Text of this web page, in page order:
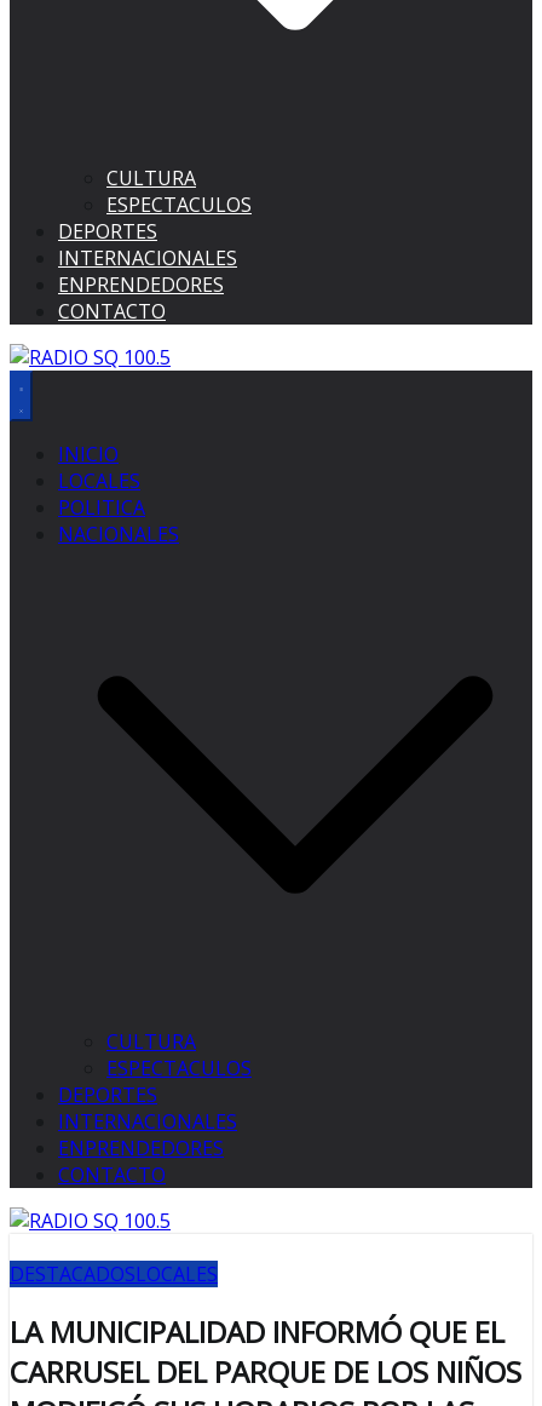
CULTURA
ESPECTACULOS
DEPORTES
INTERNACIONALES
ENPRENDEDORES
CONTACTO
INICIO
LOCALES
POLITICA
NACIONALES
CULTURA
ESPECTACULOS
DEPORTES
INTERNACIONALES
ENPRENDEDORES
CONTACTO
DESTACADOSLOCALES
LA MUNICIPALIDAD INFORMÓ QUE EL
CARRUSEL DEL PARQUE DE LOS NIÑOS